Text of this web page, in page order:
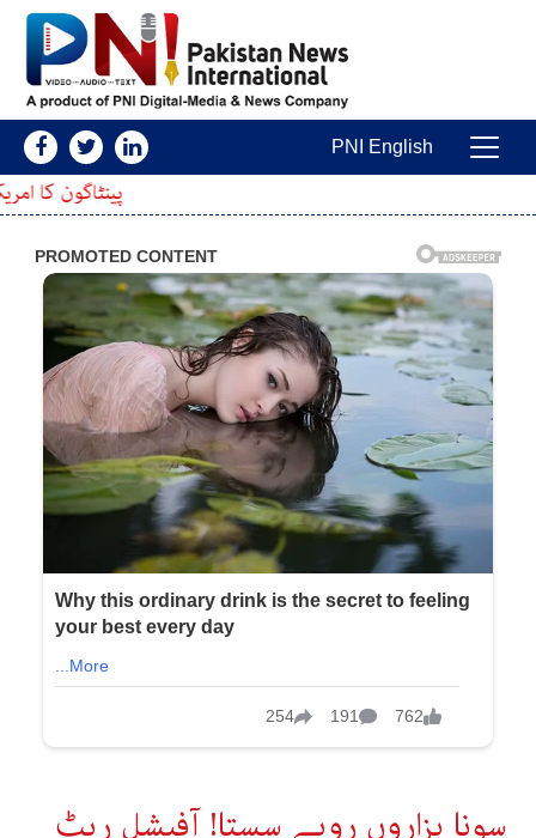
Main Navigation
PNI English
پینٹاگون کا امریکی دفاعی
سونا ہزاروں روپے سستا! آفیشل ریٹ